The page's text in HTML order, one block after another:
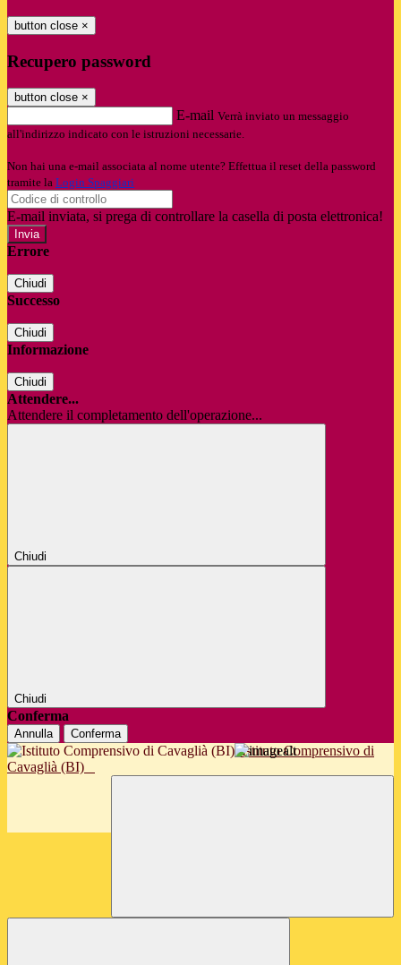
button close ×
Recupero password
button close ×
E-mail Verrà inviato un messaggio
all'indirizzo indicato con le istruzioni necessarie.
Non hai una e-mail associata al nome utente? Effettua il reset della password
tramite la Login Spaggiari
E-mail inviata, si prega di controllare la casella di posta elettronica!
Errore
Chiudi
Successo
Chiudi
Informazione
Chiudi
Attendere...
Attendere il completamento dell'operazione...
Chiudi
Chiudi
Conferma
Annulla Conferma
Istituto Comprensivo di
Cavaglià (BI)